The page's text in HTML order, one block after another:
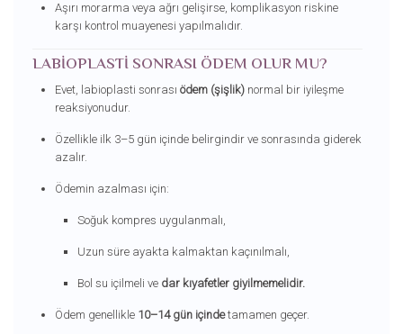
Aşırı morarma veya ağrı gelişirse, komplikasyon riskine
karşı kontrol muayenesi yapılmalıdır.
LABIOPLASTI SONRASI ÖDEM OLUR MU?
Evet, labioplasti sonrası ödem (şişlik)normal bir iyileşme
reaksiyonudur.
Özellikle ilk 3–5 gün içinde belirgindir ve sonrasında giderek
azalır.
Ödemin azalması için:
Soğuk kompres uygulanmalı,
Uzun süre ayakta kalmaktan kaçınılmalı,
Bol su içilmeli ve dar kıyafetler giyilmemelidir.
Ödem genellikle 10–14 gün içindetamamen geçer.